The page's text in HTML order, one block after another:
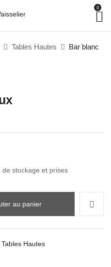
0
Tables Hautes
Bar blanc
de stockage et prises
au panier
Tables Hautes